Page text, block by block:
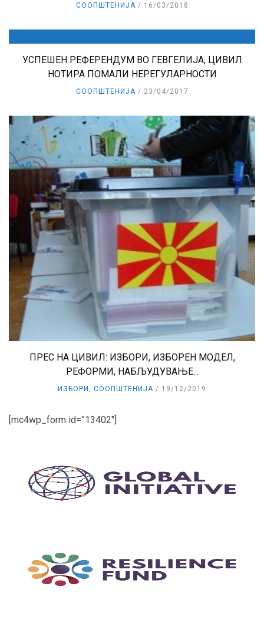
СООПШТЕНИЈА 16/03/2018
УСПЕШЕН РЕФЕРЕНДУМ ВО ГЕВГЕЛИЈА, ЦИВИЛ
НОТИРА ПОМАЛИ НЕРЕГУЛАРНОСТИ
СООПШТЕНИЈА 23/04/2017
ПРЕС НА ЦИВИЛ: ИЗБОРИ, ИЗБОРЕН МОДЕЛ,
РЕФОРМИ, НАБЉУДУВАЊЕ...
ИЗБОРИ , СООПШТЕНИЈА 19/12/2019
[mc4wp_form id=”13402″]